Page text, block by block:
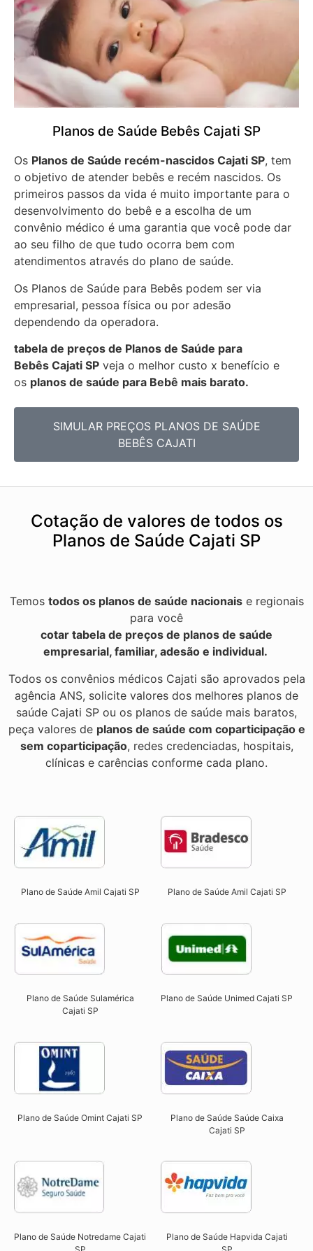
Planos de Saúde Bebês Cajati SP
Os Planos de Saúde recém-nascidos Cajati SP, tem
o objetivo de atender bebês e recém nascidos. Os
primeiros passos da vida é muito importante para o
desenvolvimento do bebê e a escolha de um
convênio médico é uma garantia que você pode dar
ao seu filho de que tudo ocorra bem com
atendimentos através do plano de saúde.
Os Planos de Saúde para Bebês podem ser via
empresarial, pessoa física ou por adesão
dependendo da operadora.
tabela de preços de Planos de Saúde para
Bebês Cajati SP veja o melhor custo x benefício e
os planos de saúde para Bebê mais barato.
SIMULAR PREÇOS PLANOS DE SAÚDE
BEBÊS CAJATI
Cotação de valores de todos os
Planos de Saúde Cajati SP
Temos todos os planos de saúde nacionaise regionais
para você
cotar tabela de preços de planos de saúde
empresarial, familiar, adesão e individual.
Todos os convênios médicos Cajati são aprovados pela
agência ANS, solicite valores dos melhores planos de
saúde Cajati SP ou os planos de saúde mais baratos,
peça valores de planos de saúde com coparticipação e
sem coparticipação, redes credenciadas, hospitais,
clínicas e carências conforme cada plano.
Plano de Saúde Amil Cajati SP Plano de Saúde Amil Cajati SP
Plano de Saúde Sulamérica
Cajati SP
Plano de Saúde Unimed Cajati SP
Plano de Saúde Omint Cajati SP​
Plano de Saúde Saúde Caixa
Cajati SP​
Plano de Saúde Notredame Cajati
Plano de Saúde Hapvida Cajati